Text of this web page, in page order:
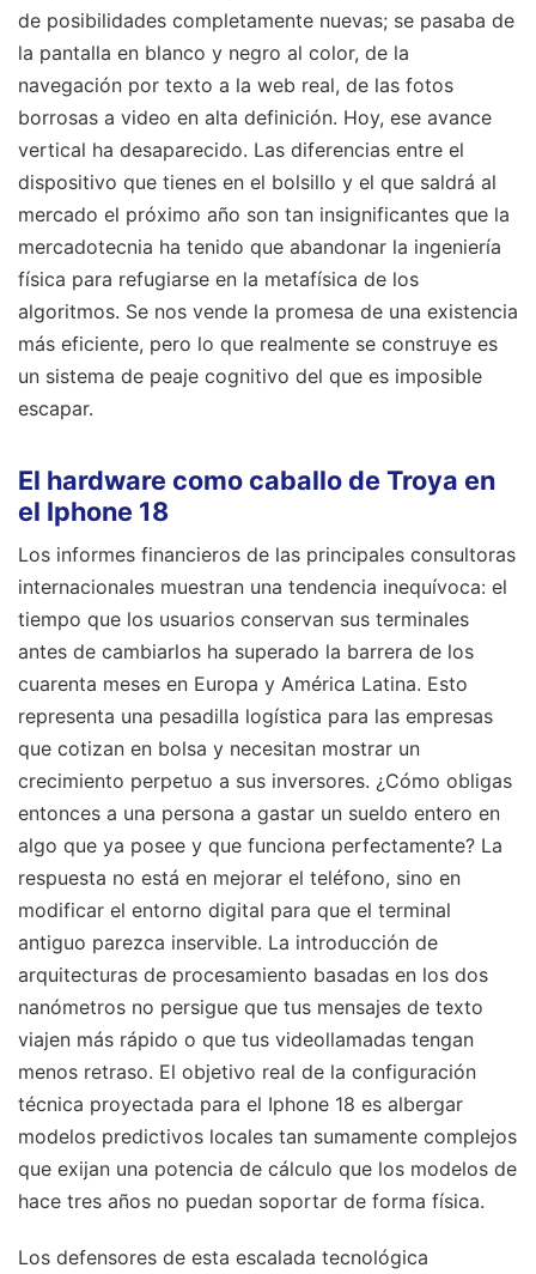
de posibilidades completamente nuevas; se pasaba de
la pantalla en blanco y negro al color, de la
navegación por texto a la web real, de las fotos
borrosas a video en alta definición. Hoy, ese avance
vertical ha desaparecido. Las diferencias entre el
dispositivo que tienes en el bolsillo y el que saldrá al
mercado el próximo año son tan insignificantes que la
mercadotecnia ha tenido que abandonar la ingeniería
física para refugiarse en la metafísica de los
algoritmos. Se nos vende la promesa de una existencia
más eficiente, pero lo que realmente se construye es
un sistema de peaje cognitivo del que es imposible
escapar.
El hardware como caballo de Troya en
el Iphone 18
Los informes financieros de las principales consultoras
internacionales muestran una tendencia inequívoca: el
tiempo que los usuarios conservan sus terminales
antes de cambiarlos ha superado la barrera de los
cuarenta meses en Europa y América Latina. Esto
representa una pesadilla logística para las empresas
que cotizan en bolsa y necesitan mostrar un
crecimiento perpetuo a sus inversores. ¿Cómo obligas
entonces a una persona a gastar un sueldo entero en
algo que ya posee y que funciona perfectamente? La
respuesta no está en mejorar el teléfono, sino en
modificar el entorno digital para que el terminal
antiguo parezca inservible. La introducción de
arquitecturas de procesamiento basadas en los dos
nanómetros no persigue que tus mensajes de texto
viajen más rápido o que tus videollamadas tengan
menos retraso. El objetivo real de la configuración
técnica proyectada para el Iphone 18 es albergar
modelos predictivos locales tan sumamente complejos
que exijan una potencia de cálculo que los modelos de
hace tres años no puedan soportar de forma física.
Los defensores de esta escalada tecnológica